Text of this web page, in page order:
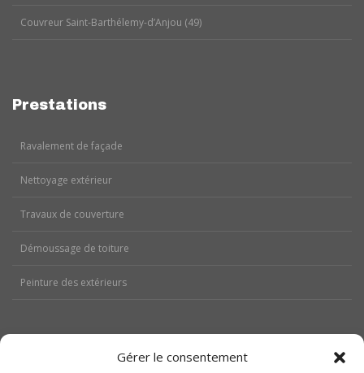
Gérer le consentement
Couvreur Saint-Barthélemy-d’Anjou (49)
Prestations
Ravalement de façade
Nettoyage extérieur
Travaux de couverture
Démoussage de toiture
Peinture des extérieurs